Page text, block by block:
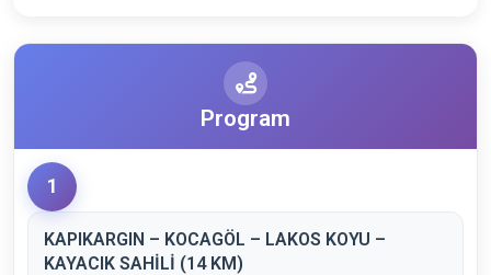
Program
1
KAPIKARGIN – KOCAGÖL – LAKOS KOYU –
KAYACIK SAHİLİ (14 KM)